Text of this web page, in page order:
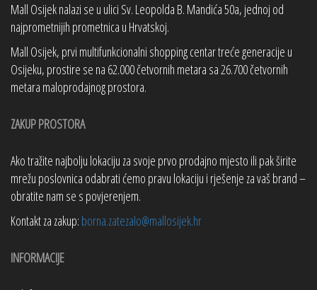
Mall Osijek nalazi se u ulici Sv. Leopolda B. Mandića 50a, jednoj od
najprometnijih prometnica u Hrvatskoj.
Mall Osijek, prvi multifunkcionalni shopping centar treće generacije u
Osijeku, prostire se na 62.000 četvornih metara sa 26.700 četvornih
metara maloprodajnog prostora.
ZAKUP PROSTORA
Ako tražite najbolju lokaciju za svoje prvo prodajno mjesto ili pak širite
mrežu poslovnica odabrati ćemo pravu lokaciju i rješenje za vaš brand –
obratite nam se s povjerenjem.
Kontakt za zakup: borna.zatezalo@mallosijek.hr
INFORMACIJE